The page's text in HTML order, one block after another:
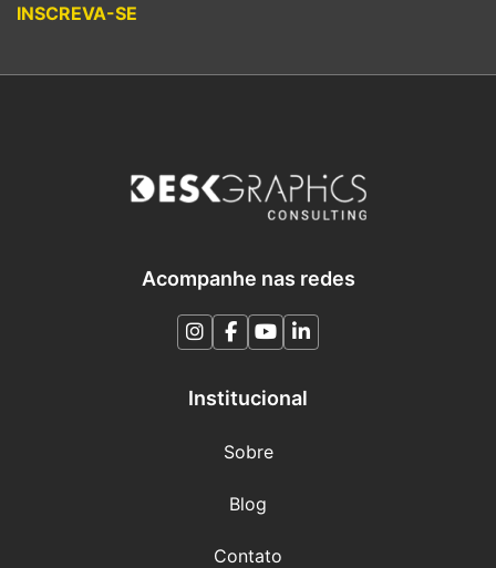
INSCREVA-SE
Acompanhe nas redes
Institucional
Sobre
Blog
Contato